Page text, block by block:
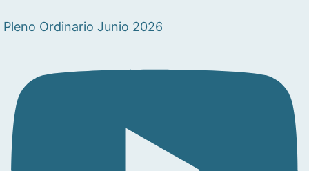
Pleno Ordinario Junio 2026